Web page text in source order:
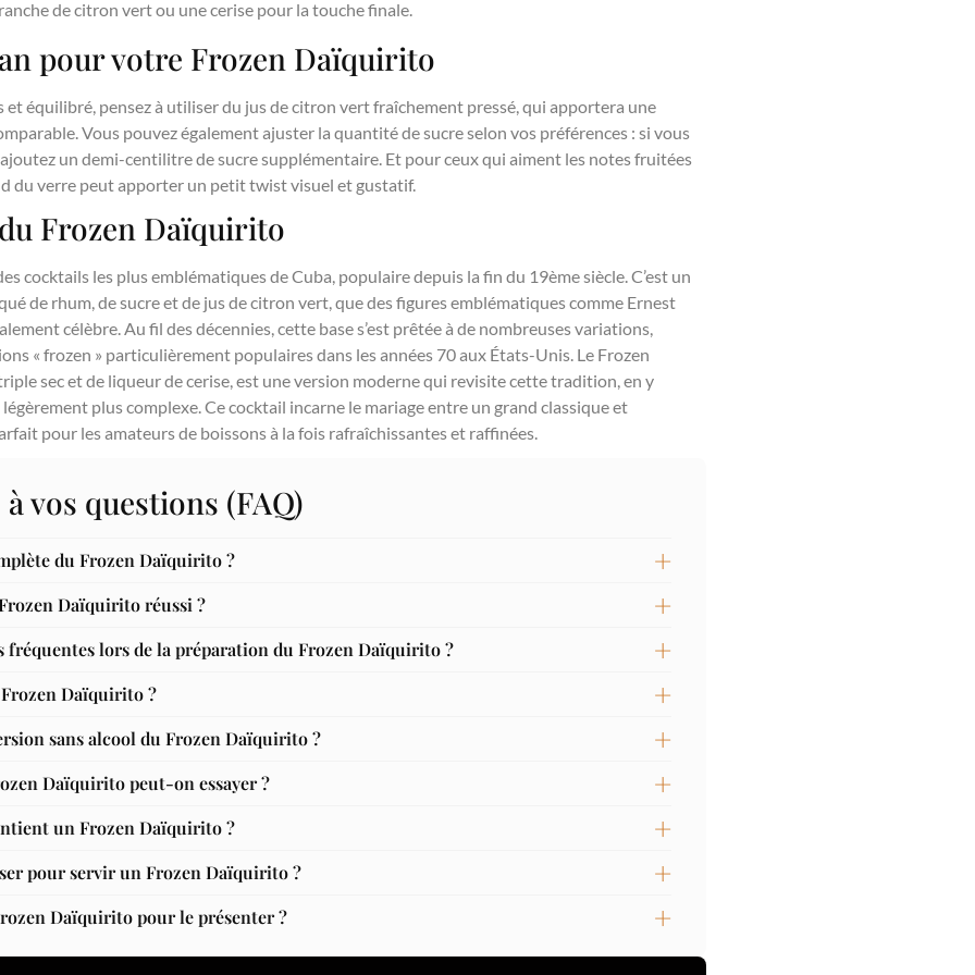
de citron vert ou une cerise pour la touche finale.
pour votre Frozen Daïquirito
équilibré, pensez à utiliser du jus de citron vert fraîchement pressé, qui apportera une
Vous pouvez également ajuster la quantité de sucre selon vos préférences : si vous
un demi-centilitre de sucre supplémentaire. Et pour ceux qui aiment les notes fruitées
du verre peut apporter un petit twist visuel et gustatif.
Frozen Daïquirito
cocktails les plus emblématiques de Cuba, populaire depuis la fin du 19ème siècle. C’est un
de rhum, de sucre et de jus de citron vert, que des figures emblématiques comme Ernest
célèbre. Au fil des décennies, cette base s’est prêtée à de nombreuses variations,
« frozen » particulièrement populaires dans les années 70 aux États-Unis. Le Frozen
sec et de liqueur de cerise, est une version moderne qui revisite cette tradition, en y
plus complexe. Ce cocktail incarne le mariage entre un grand classique et
pour les amateurs de boissons à la fois rafraîchissantes et raffinées.
vos questions (FAQ)
du Frozen Daïquirito ?
Daïquirito réussi ?
fréquentes lors de la préparation du Frozen Daïquirito ?
Daïquirito ?
sans alcool du Frozen Daïquirito ?
Daïquirito peut-on essayer ?
un Frozen Daïquirito ?
pour servir un Frozen Daïquirito ?
Daïquirito pour le présenter ?